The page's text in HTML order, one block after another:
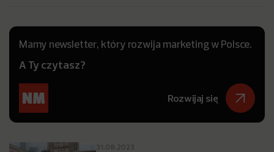
Mamy newsletter, który rozwija marketing w Polsce.
A Ty czytasz?
Rozwijaj się
31.08.2023